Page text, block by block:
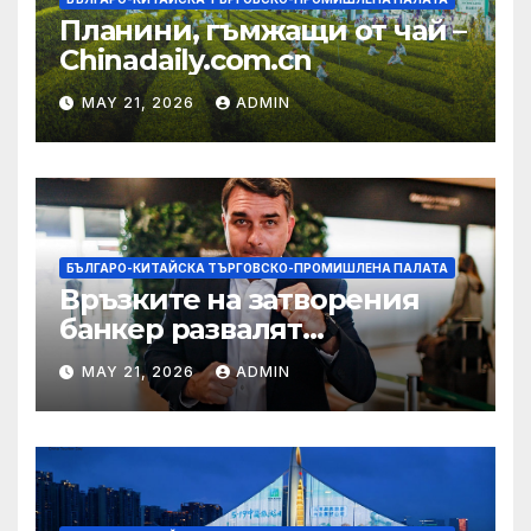
Планини, гъмжащи от чай –
Chinadaily.com.cn
MAY 21, 2026 ADMIN
БЪЛГАРО-КИТАЙСКА ТЪРГОВСКО-ПРОМИШЛЕНА ПАЛАТА
Връзките на затворения
банкер развалят
надеждите на Флавио
Болсонаро за президент на
Бразилия
MAY 21, 2026 ADMIN